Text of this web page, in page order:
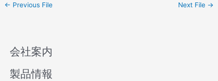
← Previous File Next File →
会社案内
製品情報